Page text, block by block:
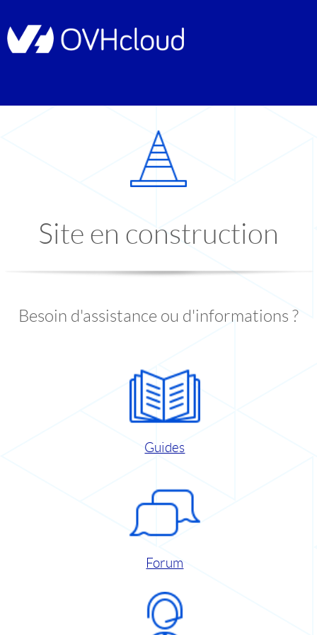
Site en construction
Besoin d'assistance ou d'informations ?
Guides
Forum